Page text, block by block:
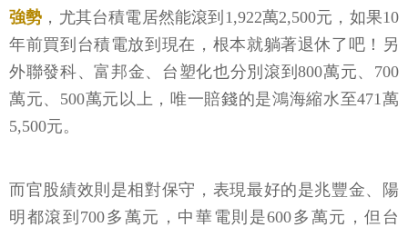
強勢 ，尤其台積電居然能滾到1,922萬2,500元，如果10
年前買到台積電放到現在，根本就躺著退休了吧！另
外聯發科、富邦金、台塑化也分別滾到800萬元、700
萬元、500萬元以上，唯一賠錢的是鴻海縮水至471萬
5,500元。
而官股績效則是相對保守，表現最好的是兆豐金、陽
明都滾到700多萬元，中華電則是600多萬元，但台